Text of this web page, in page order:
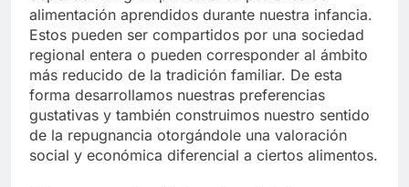
alimentación aprendidos durante nuestra infancia.
Estos pueden ser compartidos por una sociedad
regional entera o pueden corresponder al ámbito
más reducido de la tradición familiar. De esta
forma desarrollamos nuestras preferencias
gustativas y también construimos nuestro sentido
de la repugnancia otorgándole una valoración
social y económica diferencial a ciertos alimentos.